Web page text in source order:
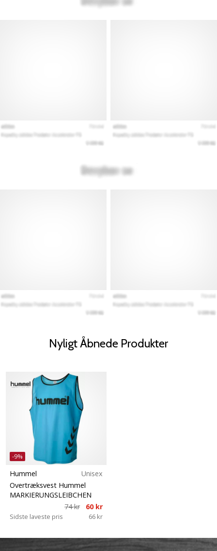
Nyligt Åbnede Produkter
-9%
Hummel
Unisex
Overtræksvest Hummel
MARKIERUNGSLEIBCHEN
74 kr
60 kr
Sidste laveste pris 66 kr